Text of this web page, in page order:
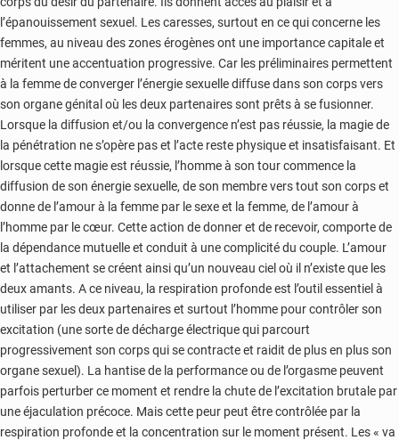
l’épanouissement sexuel. Les caresses, surtout en ce qui concerne les
femmes, au niveau des zones érogènes ont une importance capitale et
méritent une accentuation progressive. Car les préliminaires permettent
à la femme de converger l’énergie sexuelle diffuse dans son corps vers
son organe génital où les deux partenaires sont prêts à se fusionner.
Lorsque la diffusion et/ou la convergence n’est pas réussie, la magie de
la pénétration ne s’opère pas et l’acte reste physique et insatisfaisant. Et
lorsque cette magie est réussie, l’homme à son tour commence la
diffusion de son énergie sexuelle, de son membre vers tout son corps et
donne de l’amour à la femme par le sexe et la femme, de l’amour à
l’homme par le cœur. Cette action de donner et de recevoir, comporte de
la dépendance mutuelle et conduit à une complicité du couple. L’amour
et l’attachement se créent ainsi qu’un nouveau ciel où il n’existe que les
deux amants. A ce niveau, la respiration profonde est l’outil essentiel à
utiliser par les deux partenaires et surtout l’homme pour contrôler son
excitation (une sorte de décharge électrique qui parcourt
progressivement son corps qui se contracte et raidit de plus en plus son
organe sexuel). La hantise de la performance ou de l’orgasme peuvent
parfois perturber ce moment et rendre la chute de l’excitation brutale par
une éjaculation précoce. Mais cette peur peut être contrôlée par la
respiration profonde et la concentration sur le moment présent. Les « va